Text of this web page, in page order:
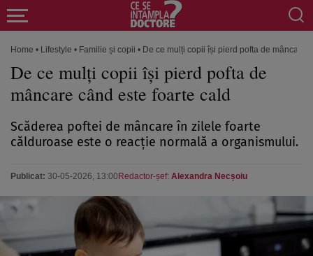
Home • Lifestyle • Familie și copii • De ce mulți copii își pierd pofta de mâncare
De ce mulți copii își pierd pofta de
mâncare când este foarte cald
Scăderea poftei de mâncare în zilele foarte
călduroase este o reacție normală a organismului.
Publicat: 30-05-2026, 13:00 Redactor-șef: Alexandra Necșoiu